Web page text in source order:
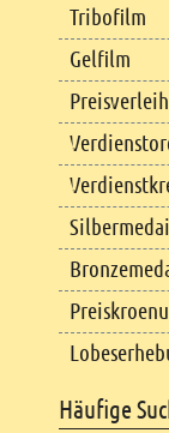
Tribofilm
Gelfilm
Häufige